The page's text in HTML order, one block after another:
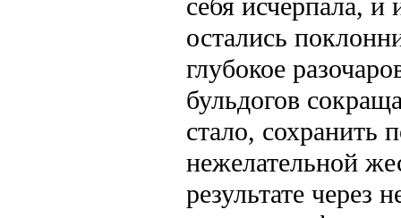
себя исчерпала,
остались
глубокое
бульдогов
стало, сохранить
нежелательной
результате через